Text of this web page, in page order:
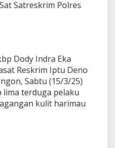
Satreskrim Polres
Dody Indra Eka
Reskrim Iptu Deno
Sabtu (15/3/25)
lima terduga pelaku
kulit harimau